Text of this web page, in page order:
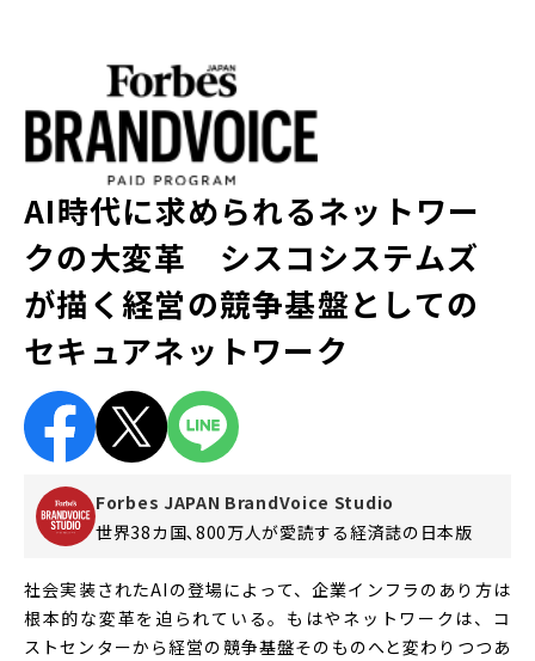
AI時代に求められるネットワー
クの大変革 シスコシステムズ
が描く経営の競争基盤としての
セキュアネットワーク
Forbes JAPAN BrandVoice Studio
世界38カ国､800万人が愛読する経済誌の日本版
社会実装されたAIの登場によって、企業インフラのあり方は
根本的な変革を迫られている。もはやネットワークは、コ
ストセンターから経営の競争基盤そのものへと変わりつつあ